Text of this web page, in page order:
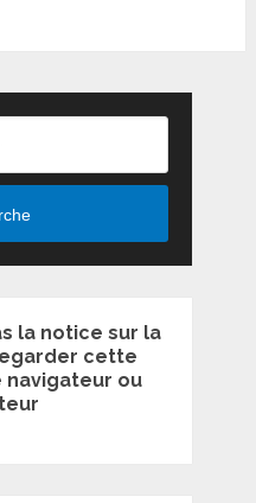
la notice sur la
cette
navigateur ou